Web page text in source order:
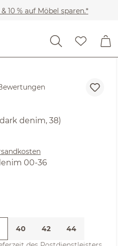
10 % auf Möbel sparen.*
von 4.32 von 5 Sternen
denim, 38)
00-36
40 42
44